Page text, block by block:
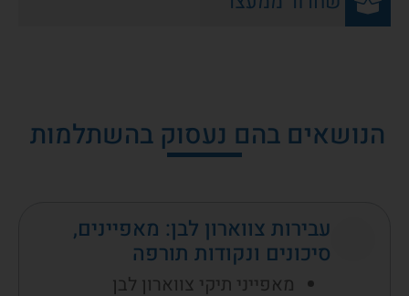
הנושאים בהם נעסוק בהשתלמות
עבירות צווארון לבן: מאפיינים,
סיכונים ונקודות תורפה
מאפייני תיקי צווארון לבן